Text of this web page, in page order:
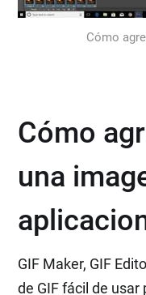
Cómo
Cómo
una
GIF Maker, GIF
de GIF fácil de